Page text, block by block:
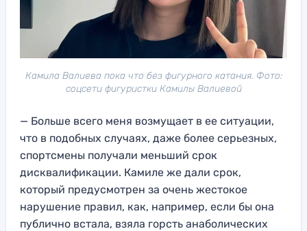
Камила Валиева пока что без фигурного катания. Фото:
соцсети фигуристки Камилы Валиевой
— Больше всего меня возмущает в ее ситуации,
что в подобных случаях, даже более серьезных,
спортсмены получали меньший срок
дисквалификации. Камиле же дали срок,
который предусмотрен за очень жестокое
нарушение правил, как, например, если бы она
публично встала, взяла горсть анаболических